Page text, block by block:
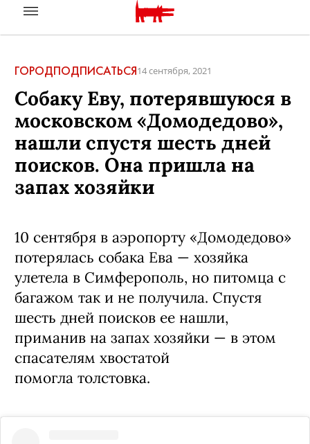
ГОРОДПОДПИСАТЬСЯ14 сентября, 2021
Собаку Еву, потерявшуюся в
московском «Домодедово»,
нашли спустя шесть дней
поисков. Она пришла на
запах хозяйки
10 сентября в аэропорту «Домодедово»
потерялась собака Ева — хозяйка
улетела в Симферополь, но питомца с
багажом так и не получила. Спустя
шесть дней поисков ее нашли,
приманив на запах хозяйки — в этом
спасателям хвостатой
помогла толстовка.